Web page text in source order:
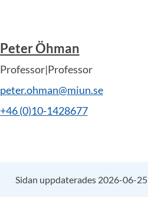
Peter Öhman
Professor|Professor
peter.ohman@miun.se
+46 (0)10-1428677
Sidan uppdaterades 2026-06-25